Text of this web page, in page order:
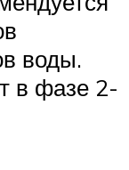
воды.
в фазе 2-